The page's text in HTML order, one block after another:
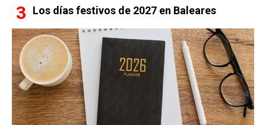
Los días festivos de 2027 en Baleares